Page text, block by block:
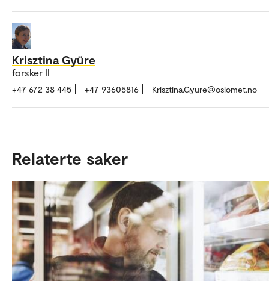
Krisztina Gyüre
forsker II
+47 672 38 445 +47 93605816 Krisztina.Gyure@oslomet.no
Relaterte saker